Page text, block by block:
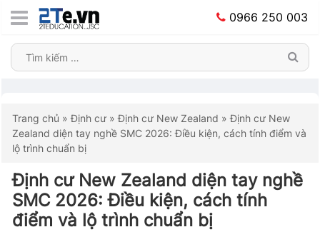
0966 250 003
Trang chủ » Định cư » Định cư New Zealand » Định cư New
Zealand diện tay nghề SMC 2026: Điều kiện, cách tính điểm và
lộ trình chuẩn bị
Định cư New Zealand diện tay nghề
SMC 2026: Điều kiện, cách tính
điểm và lộ trình chuẩn bị